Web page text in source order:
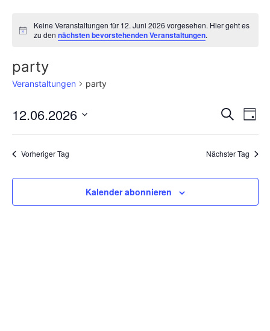
Notice
Keine Veranstaltungen für 12. Juni 2026 vorgesehen. Hier geht es
zu den nächsten bevorstehenden Veranstaltungen.
party
Veranstaltungen party
und
SucheTag
12.06.2026
wählen.
Vorheriger Tag Nächster Tag
Kalender abonnieren